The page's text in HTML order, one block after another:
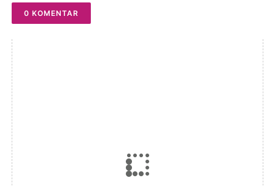
0 KOMENTAR